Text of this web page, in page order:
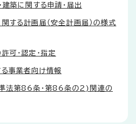
建築に関する申請・届出
する計画届（安全計画届）の様式
可・認定・指定
事業者向け情報
法第86条・第86条の2)関連の